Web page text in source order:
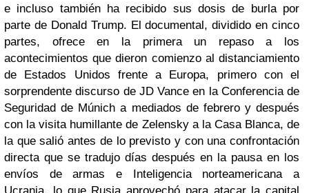
e incluso también ha recibido sus dosis de burla por
parte de Donald Trump. El documental, dividido en cinco
partes, ofrece en la primera un repaso a los
acontecimientos que dieron comienzo al distanciamiento
de Estados Unidos frente a Europa, primero con el
sorprendente discurso de JD Vance en la Conferencia de
Seguridad de Múnich a mediados de febrero y después
con la visita humillante de Zelensky a la Casa Blanca, de
la que salió antes de lo previsto y con una confrontación
directa que se tradujo días después en la pausa en los
envíos de armas e Inteligencia norteamericana a